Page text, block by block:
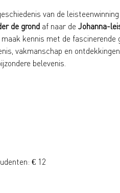
van de
de grond af naar de Johanna-
kennis met de fascinerende
vakmanschap en
belevenis.
€ 12